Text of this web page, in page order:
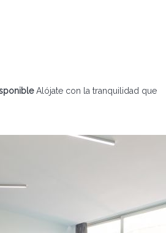
Alójate con la tranquilidad que